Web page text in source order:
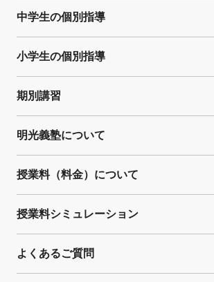
中学生の個別指導
小学生の個別指導
期別講習
明光義塾について
授業料（料金）について
授業料シミュレーション
よくあるご質問